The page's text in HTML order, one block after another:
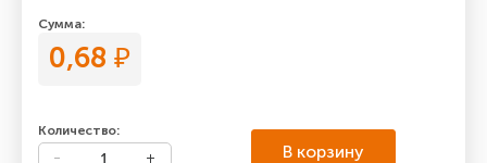
Сумма:
0,68 ₽
Количество:
В корзину